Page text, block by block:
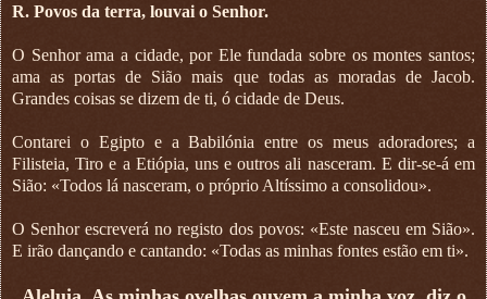
R. Povos da terra, louvai o Senhor.
O Senhor ama a cidade, por Ele fundada sobre os montes santos;
ama as portas de Sião mais que todas as moradas de Jacob.
Grandes coisas se dizem de ti, ó cidade de Deus.
Contarei o Egipto e a Babilónia entre os meus adoradores; a
Filisteia, Tiro e a Etiópia, uns e outros ali nasceram. E dir-se-á em
Sião: «Todos lá nasceram, o próprio Altíssimo a consolidou».
O Senhor escreverá no registo dos povos: «Este nasceu em Sião».
E irão dançando e cantando: «Todas as minhas fontes estão em ti».